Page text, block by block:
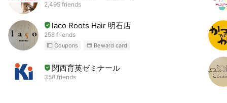
2,495 friends
laco Roots Hair 明石店
258 friends
Coupons Reward card
関西育英ゼミナール
358 friends